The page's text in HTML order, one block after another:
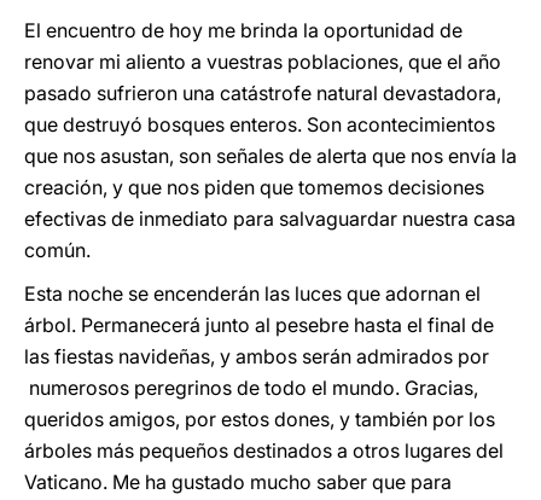
El encuentro de hoy me brinda la oportunidad de
renovar mi aliento a vuestras poblaciones, que el año
pasado sufrieron una catástrofe natural devastadora,
que destruyó bosques enteros. Son acontecimientos
que nos asustan, son señales de alerta que nos envía la
creación, y que nos piden que tomemos decisiones
efectivas de inmediato para salvaguardar nuestra casa
común.
Esta noche se encenderán las luces que adornan el
árbol. Permanecerá junto al pesebre hasta el final de
las fiestas navideñas, y ambos serán admirados por
numerosos peregrinos de todo el mundo. Gracias,
queridos amigos, por estos dones, y también por los
árboles más pequeños destinados a otros lugares del
Vaticano. Me ha gustado mucho saber que para